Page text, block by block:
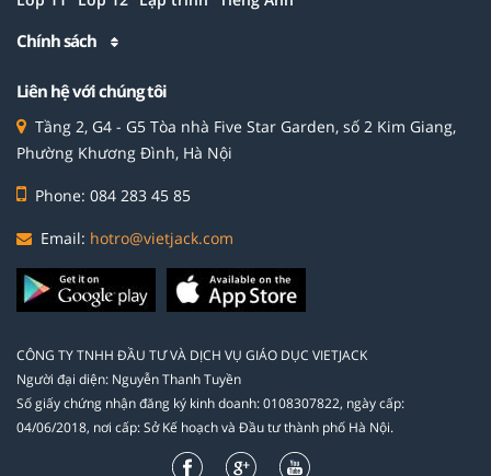
Chính sách
Liên hệ với chúng tôi
Tầng 2, G4 - G5 Tòa nhà Five Star Garden, số 2 Kim Giang,
Phường Khương Đình, Hà Nội
Phone: 084 283 45 85
Email: hotro@vietjack.com
CÔNG TY TNHH ĐẦU TƯ VÀ DỊCH VỤ GIÁO DỤC VIETJACK
Người đại diện: Nguyễn Thanh Tuyền
Số giấy chứng nhận đăng ký kinh doanh: 0108307822, ngày cấp:
04/06/2018, nơi cấp: Sở Kế hoạch và Đầu tư thành phố Hà Nội.